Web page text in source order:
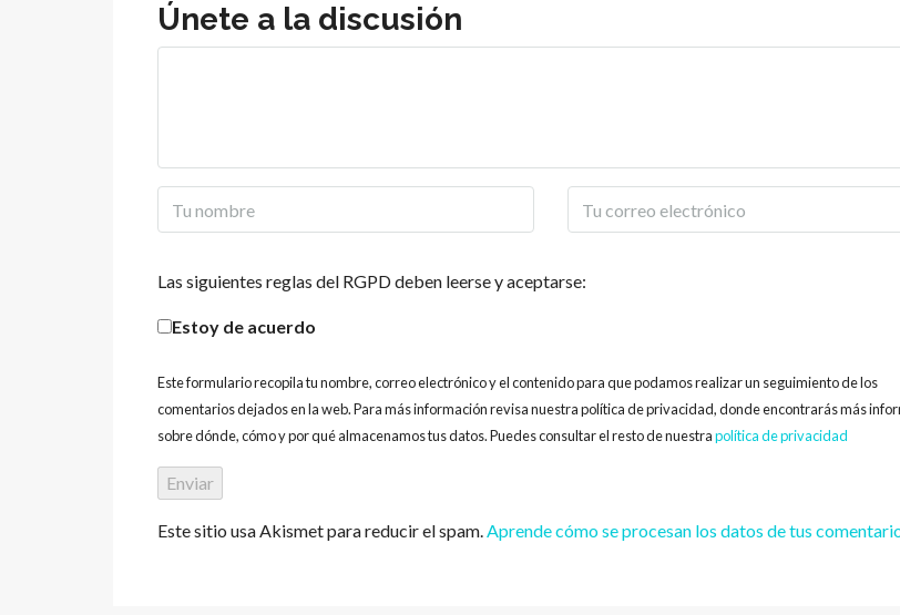
Únete a la discusión
Las siguientes reglas del RGPD deben leerse y aceptarse:
Estoy de acuerdo
Este formulario recopila tu nombre, correo electrónico y el contenido para que podamos realizar un seguimiento de los
comentarios dejados en la web. Para más información revisa nuestra política de privacidad, donde encontrarás más
sobre dónde, cómo y por qué almacenamos tus datos. Puedes consultar el resto de nuestrapolítica de privacidad
Este sitio usa Akismet para reducir el spam.Aprende cómo se procesan los datos de tus